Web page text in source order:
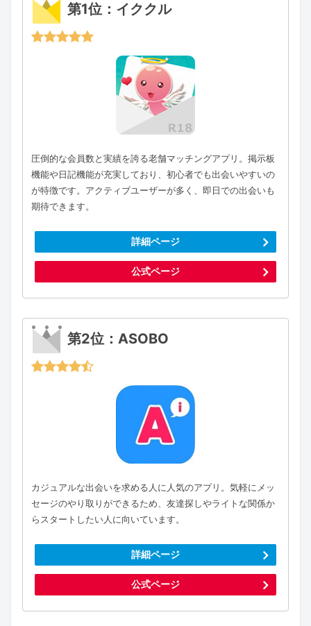
第1位：イククル
圧倒的な会員数と実績を誇る老舗マッチングアプリ。掲示板
機能や日記機能が充実しており、初心者でも出会いやすいの
が特徴です。アクティブユーザーが多く、即日での出会いも
期待できます。
詳細ページ
公式ページ
第2位：ASOBO
カジュアルな出会いを求める人に人気のアプリ。気軽にメッ
セージのやり取りができるため、友達探しやライトな関係か
らスタートしたい人に向いています。
詳細ページ
公式ページ